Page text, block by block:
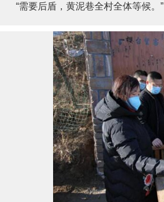
“需要后盾，黄泥巷全村全体等候。”